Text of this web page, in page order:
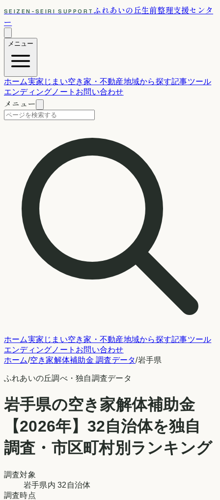
SEIZEN-SEIRI SUPPORT ふれあいの丘生前整理支援センタ
ー
メニュー
ホーム実家じまい空き家・不動産地域から探す記事ツール
エンディングノート お問い合わせ
メニュー
ホーム実家じまい空き家・不動産地域から探す記事ツール
エンディングノート お問い合わせ
ホーム/空き家解体補助金 調査データ/岩手県
ふれあいの丘調べ・独自調査データ
岩手県の空き家解体補助金
【2026年】 32自治体を独自
調査・市区町村別ランキング
調査対象
岩手県内32 自治体
調査時点